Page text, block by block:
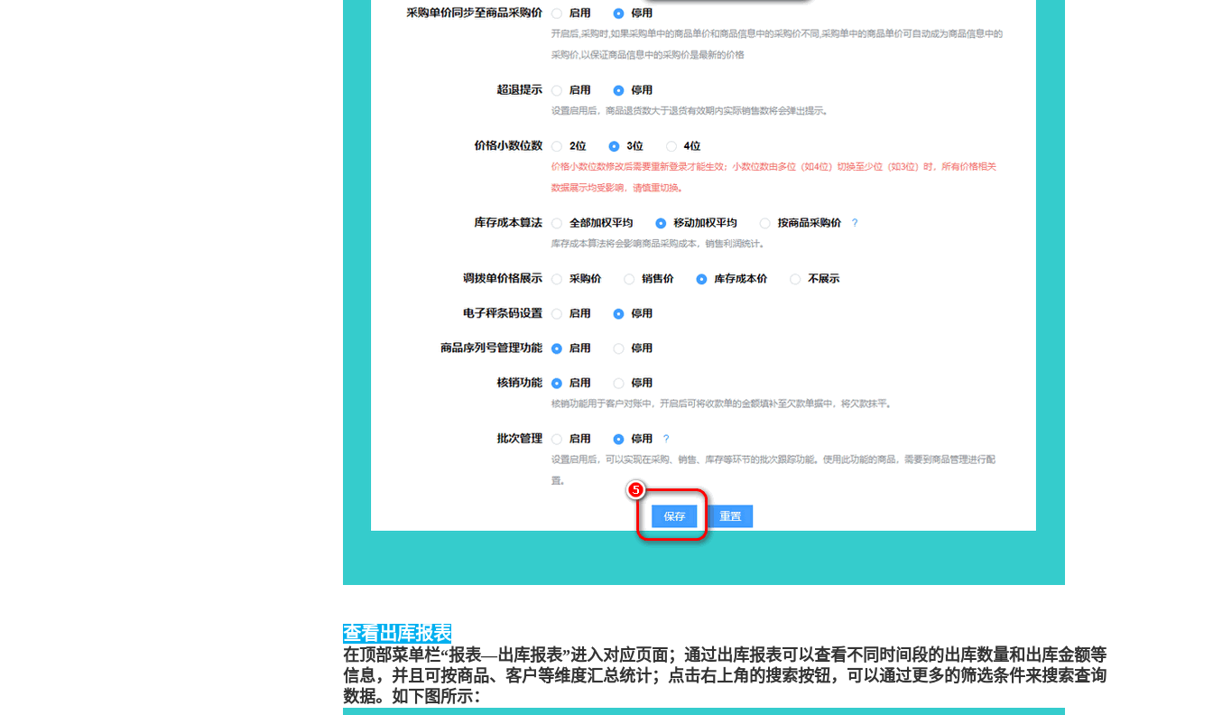
查看出库报表
在顶部菜单栏“报表—出库报表”进入对应页面； 通过出库报表可以查看不同时间段的出库数量和出库金额等
信息， 并且可按商品、客户等维度汇总统计； 点击右上角的搜索按钮，可以通过更多的筛选条件来搜索查询
数据。 如下图所示：